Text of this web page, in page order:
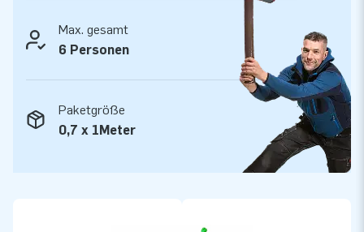
5 Jahre Herstellergarantie, aus diesem Grund liefern Sie mit
diesem Produkt jahrelang optimalen Spielspaß.
Kaufen Sie diese lustige Hüpfburg und liefern Sie Ihren Kunden
Über 15.0000 Kunden hab sich bereits für JB
entschieden
JB lässt Menschen weltweit seit über 15 Jahren wörtlich
Max. gesamt
6 Personen
Paketgröße
0,7 x 1Meter